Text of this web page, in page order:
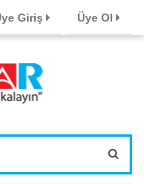
Giriş Üye Ol